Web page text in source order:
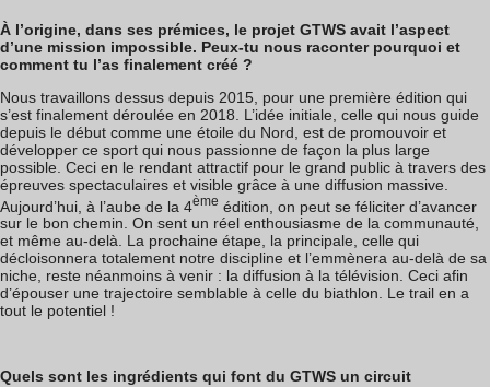
À l’origine, dans ses prémices, le projet GTWS avait l’aspect
d’une mission impossible. Peux-tu nous raconter pourquoi et
comment tu l’as finalement créé ?
Nous travaillons dessus depuis 2015, pour une première édition qui
s’est finalement déroulée en 2018. L’idée initiale, celle qui nous guide
depuis le début comme une étoile du Nord, est de promouvoir et
développer ce sport qui nous passionne de façon la plus large
possible. Ceci en le rendant attractif pour le grand public à travers des
épreuves spectaculaires et visible grâce à une diffusion massive.
Aujourd’hui, à l’aube de la 4ème édition, on peut se féliciter d’avancer
sur le bon chemin. On sent un réel enthousiasme de la communauté,
et même au-delà. La prochaine étape, la principale, celle qui
décloisonnera totalement notre discipline et l’emmènera au-delà de sa
niche, reste néanmoins à venir : la diffusion à la télévision. Ceci afin
d’épouser une trajectoire semblable à celle du biathlon. Le trail en a
tout le potentiel !
Quels sont les ingrédients qui font du GTWS un circuit